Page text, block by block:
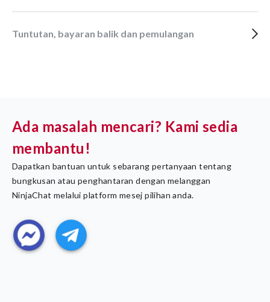
Tuntutan, bayaran balik dan pemulangan
Ada masalah mencari? Kami sedia
membantu!
Dapatkan bantuan untuk sebarang pertanyaan tentang
bungkusan atau penghantaran dengan melanggan
NinjaChat melalui platform mesej pilihan anda.